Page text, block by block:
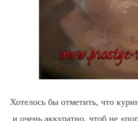
Хотелось бы отметить, что
и очень аккуратно, чтоб не